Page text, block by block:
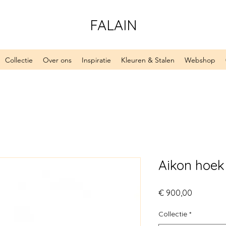
FALAIN
Collectie Over ons Inspiratie Kleuren & Stalen Webshop
Aikon hoek
€ 900,00
Collectie *